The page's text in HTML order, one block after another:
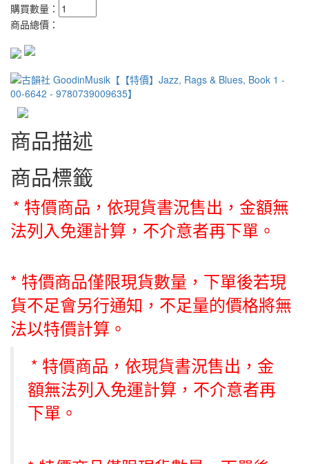
購買數量：
商品總價：
商品描述
商品標籤
* 特價商品，依現貨書況售出，金額無
法列入免運計算，不介意者再下單。
* 特價商品僅限現貨數量，下單後若現
貨不足會另行通知，不足量的價格將無
法以特價計算。
* 特價商品，依現貨書況售出，金
額無法列入免運計算，不介意者再
下單。